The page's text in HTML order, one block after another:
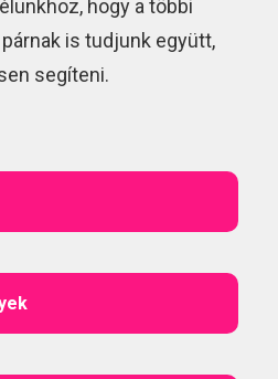
hogy a többi
is tudjunk együtt,
segíteni.